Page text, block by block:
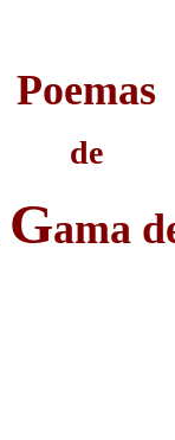
Poemas
de
Gama